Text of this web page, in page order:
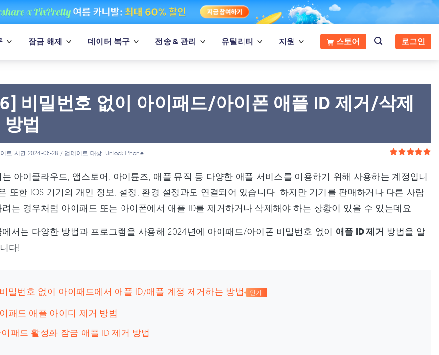
잠금 해제 데이터 복구 전송 & 관리 유틸리티 지원 스토어 로그인
비밀번호 없이 아이패드/아이폰 애플 ID 제거/삭제
법
트 시간 2024-06-28 / 업데이트 대상 Unlock iPhone
아이클라우드, 앱스토어, 아이튠즈, 애플 뮤직 등 다양한 애플 서비스를 이용하기 위해 사용하는 계정입니
또한 iOS 기기의 개인 정보, 설정, 환경 설정과도 연결되어 있습니다. 하지만 기기를 판매하거나 다른 사람
는 경우처럼 아이패드 또는 아이폰에서 애플 ID를 제거하거나 삭제해야 하는 상황이 있을 수 있는데요.
서는 다양한 방법과 프로그램을 사용해 2024년에 아이패드/아이폰 비밀번호 없이 애플 ID 제거 방법을 알
다!
밀번호 없이 아이패드에서 애플 ID/애플 계정 제거하는 방법 인기
패드 애플 아이디 제거 방법
패드 활성화 잠금 애플 ID 제거 방법